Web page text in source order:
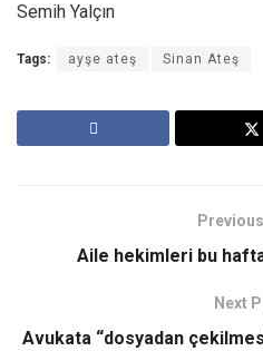
Semih Yalçın
Tags: ayşe ateş Sinan Ateş
Aile hekimleri bu
Next
Avukata “dosyadan